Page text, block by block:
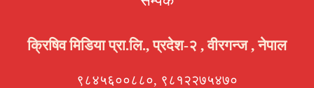
क्रिषिव मिडिया प्रा.लि., प्रदेश-२ , वीरगन्ज , नेपाल
९८४५६००८८०, ९८१२२७५४७०